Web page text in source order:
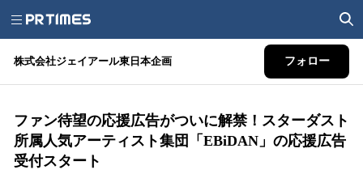
株式会社ジェイアール東日本企画 フォロー
ファン待望の応援広告がついに解禁！スターダスト
所属人気アーティスト集団「EBiDAN」の応援広告
受付スタート